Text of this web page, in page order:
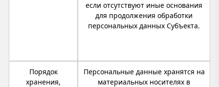
если отсутствуют иные основания
для продолжения обработки
персональных данных Субъекта.
Порядок
хранения,
Персональные данные хранятся на
материальных носителях в